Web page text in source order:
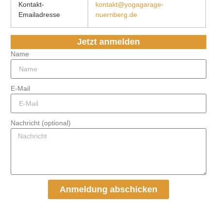
Kontakt-
Emailadresse
kontakt@yogagarage-
nuernberg.de
Jetzt anmelden
Name
E-Mail
Nachricht (optional)
Anmeldung abschicken